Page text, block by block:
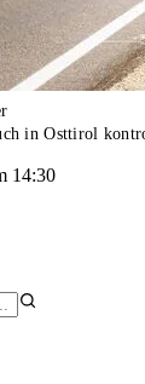
in Osttirol
14:30